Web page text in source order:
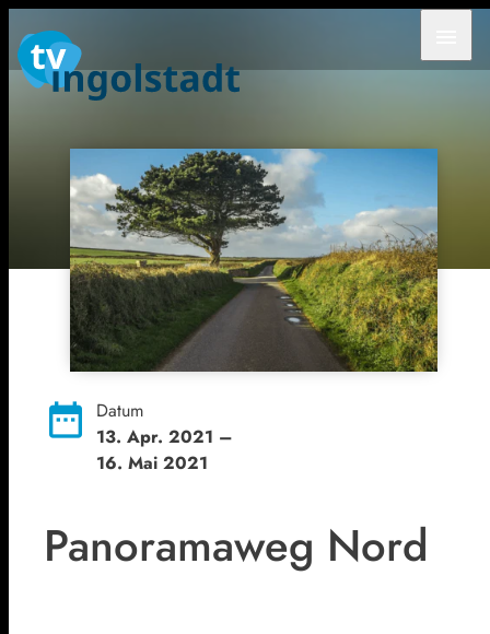
date_range
Datum
13. Apr. 2021 –
16. Mai 2021
Panoramaweg Nord